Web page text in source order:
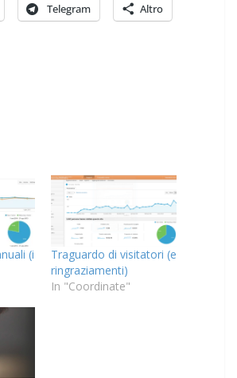
Telegram Altro
(i
Traguardo di visitatori (e
ringraziamenti)
In "Coordinate"